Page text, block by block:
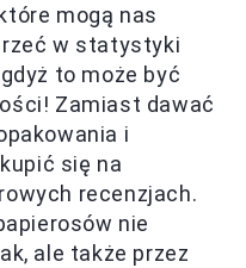
mogą nas
w statystyki
to może być
Zamiast dawać
i
się na
recenzjach.
nie
ale także przez